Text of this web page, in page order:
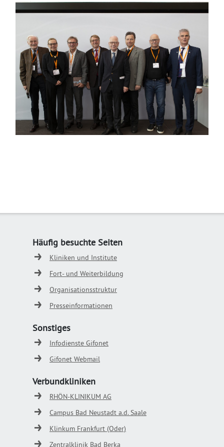
Häufig besuchte Seiten
Kliniken und Institute
Fort- und Weiterbildung
Organisationsstruktur
Presseinformationen
Sonstiges
Infodienste Gifonet
Gifonet Webmail
Verbundkliniken
RHÖN-KLINIKUM AG
Campus Bad Neustadt a.d. Saale
Klinkum Frankfurt (Oder)
Zentralklinik Bad Berka